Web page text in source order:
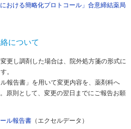
おける簡略化プロトコール」合意締結薬局
について
更し調剤した場合は、院外処方箋の形式に
。
報告書」を用いて変更内容を、薬剤科へ
原則として、変更の翌日までにご報告お願
ル報告書（エクセルデータ）